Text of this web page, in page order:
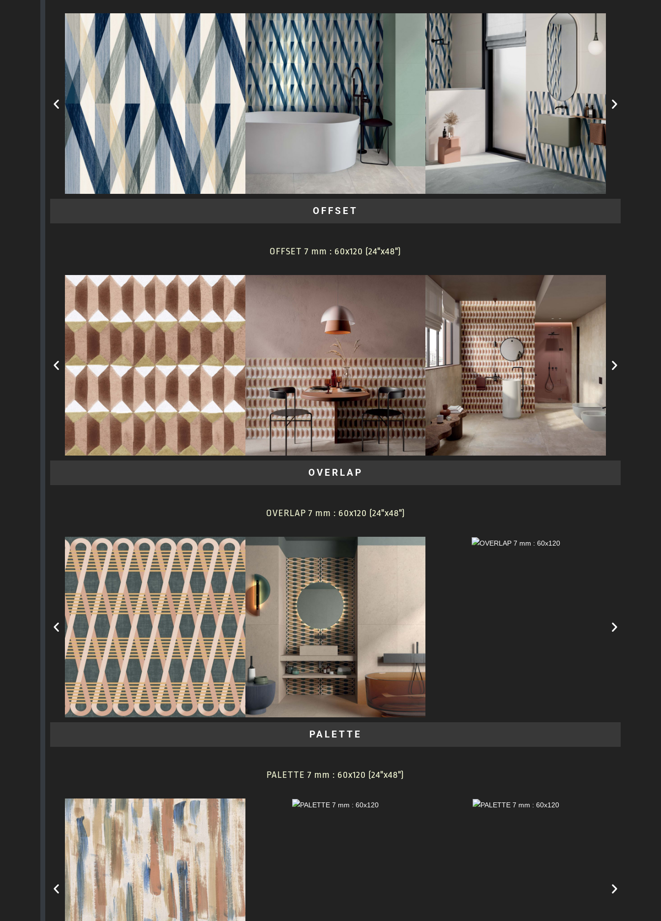
OFFSET
OFFSET 7 mm : 60x120 (24"x48")
OVERLAP
OVERLAP 7 mm : 60x120 (24"x48")
PALETTE
PALETTE 7 mm : 60x120 (24"x48")